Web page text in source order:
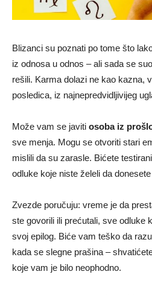
Blizanci su poznati po tome što
iz odnosa u odnos – ali sada se
rešili. Karma dolazi ne kao kazna,
posledica, iz najnepredvidljivijeg
Može vam se javiti osoba iz
sve menja. Mogu se otvoriti stari
mislili da su zarasle. Bićete
odluke koje niste želeli da
Zvezde poručuju: vreme je da
ste govorili ili prećutali, sve odluke
svoj epilog. Biće vam teško da
kada se slegne prašina –
koje vam je bilo neophodno.